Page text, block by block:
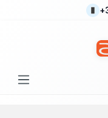
Перейти до